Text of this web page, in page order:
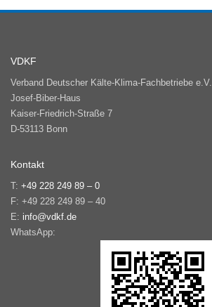
VDKF
Verband Deutscher Kälte-Klima-Fachbetriebe e.V.
Josef-Biber-Haus
Kaiser-Friedrich-Straße 7
D-53113 Bonn
Kontakt
T: +49 228 249 89 – 0
F: +49 228 249 89 – 40
E: info@vdkf.de
WhatsApp: